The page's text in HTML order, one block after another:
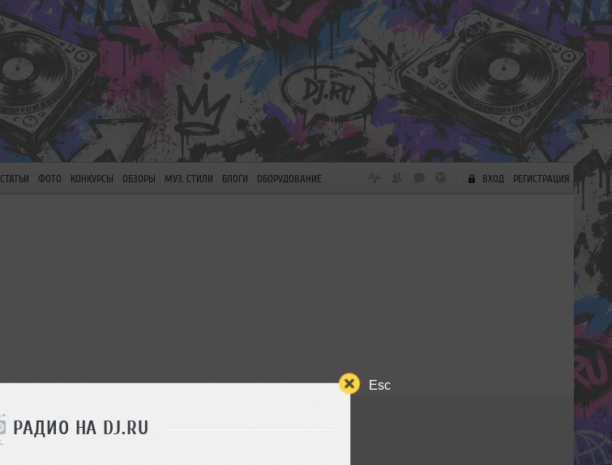
Esc
РАДИО НА DJ.RU
СТАТЬИ ФОТО КОНКУРСЫ ОБЗОРЫ МУЗ. СТИЛИ БЛОГИ ОБОРУДОВАНИЕ ВХОД РЕГИСТРАЦИЯ